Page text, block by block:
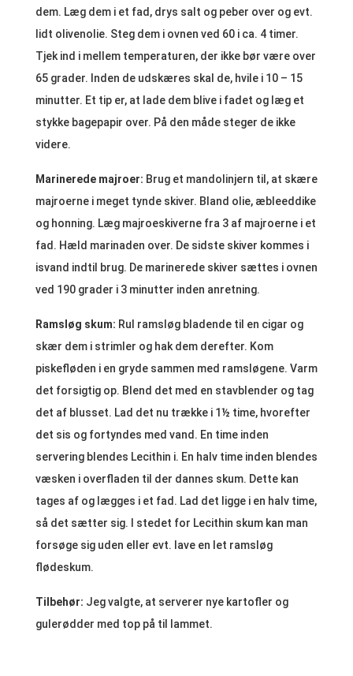
dem. Læg dem i et fad, drys salt og peber over og evt.
lidt olivenolie. Steg dem i ovnen ved 60 i ca. 4 timer.
Tjek ind i mellem temperaturen, der ikke bør være over
65 grader. Inden de udskæres skal de, hvile i 10 – 15
minutter. Et tip er, at lade dem blive i fadet og læg et
stykke bagepapir over. På den måde steger de ikke
videre.
Marinerede majroer: Brug et mandolinjern til, at skære
majroerne i meget tynde skiver. Bland olie, æbleeddike
og honning. Læg majroeskiverne fra 3 af majroerne i et
fad. Hæld marinaden over. De sidste skiver kommes i
isvand indtil brug. De marinerede skiver sættes i ovnen
ved 190 grader i 3 minutter inden anretning.
Ramsløg skum: Rul ramsløg bladende til en cigar og
skær dem i strimler og hak dem derefter. Kom
piskefløden i en gryde sammen med ramsløgene. Varm
det forsigtig op. Blend det med en stavblender og tag
det af blusset. Lad det nu trække i 1½ time, hvorefter
det sis og fortyndes med vand. En time inden
servering blendes Lecithin i. En halv time inden blendes
væsken i overfladen til der dannes skum. Dette kan
tages af og lægges i et fad. Lad det ligge i en halv time,
så det sætter sig. I stedet for Lecithin skum kan man
forsøge sig uden eller evt. lave en let ramsløg
flødeskum.
Tilbehør: Jeg valgte, at serverer nye kartofler og
gulerødder med top på til lammet.